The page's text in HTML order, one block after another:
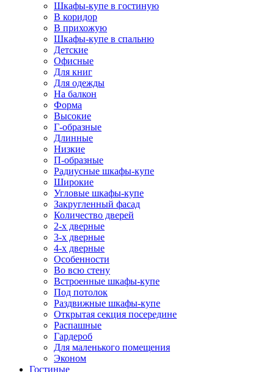
Шкафы-купе в гостиную
В коридор
В прихожую
Шкафы-купе в спальню
Детские
Офисные
Для книг
Для одежды
На балкон
Форма
Высокие
Г-образные
Длинные
Низкие
П-образные
Радиусные шкафы-купе
Широкие
Угловые шкафы-купе
Закругленный фасад
Количество дверей
2-х дверные
3-х дверные
4-х дверные
Особенности
Во всю стену
Встроенные шкафы-купе
Под потолок
Раздвижные шкафы-купе
Открытая секция посередине
Распашные
Гардероб
Для маленького помещения
Эконом
Гостиные